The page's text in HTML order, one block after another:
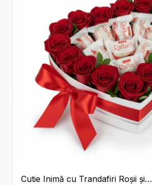
Cutie Inimă cu Trandafiri Roșii și